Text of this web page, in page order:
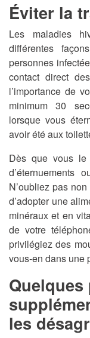
Éviter la
Les maladies
différentes
personnes
contact direct
l’importance de
minimum 30
lorsque vous
avoir été aux
Dès que vous
d’éternuements
N’oubliez pas
d’adopter une
minéraux et en
de votre
privilégiez des
vous-en dans une
les